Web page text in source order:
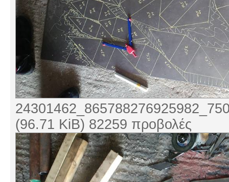
(96.71 KiB) 82259 προβολές